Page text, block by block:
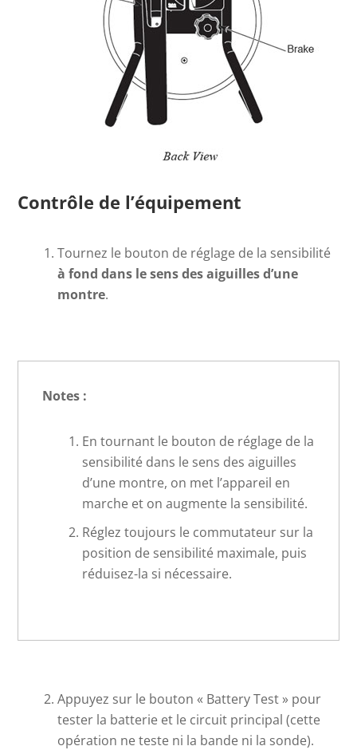
Contrôle de l’équipement
Tournez le bouton de réglage de la sensibilité
à fond dans le sens des aiguilles d’une
montre.
Notes :
En tournant le bouton de réglage de la
sensibilité dans le sens des aiguilles
d’une montre, on met l’appareil en
marche et on augmente la sensibilité.
Réglez toujours le commutateur sur la
position de sensibilité maximale, puis
réduisez-la si nécessaire.
Appuyez sur le bouton « Battery Test » pour
tester la batterie et le circuit principal (cette
opération ne teste ni la bande ni la sonde).